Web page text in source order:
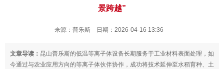
景跨越”
来源：普乐斯 日期：2026-04-16 13:36
文章导读： 昆山普乐斯的低温等离子体设备长期服务于工业材料表面处理，如
今通过与农业应用方向的等离子体伙伴协作，成功将技术延伸至水稻育种、土